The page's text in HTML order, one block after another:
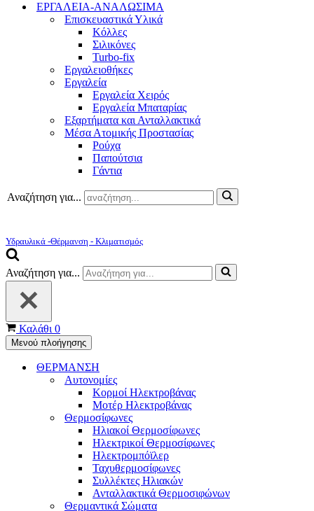
ΕΡΓΑΛΕΙΑ-ΑΝΑΛΩΣΙΜΑ
Επισκευαστικά Υλικά
Κόλλες
Σιλικόνες
Turbo-fix
Εργαλειοθήκες
Εργαλεία
Εργαλεία Χειρός
Εργαλεία Μπαταρίας
Εξαρτήματα και Ανταλλακτικά
Μέσα Ατομικής Προστασίας
Ρούχα
Παπούτσια
Γάντια
Αναζήτηση για...
Υδραυλικά -Θέρμανση - Κλιματισμός
Αναζήτηση για...
Καλάθι 0
Μενού πλοήγησης
ΘΕΡΜΑΝΣΗ
Αυτονομίες
Κορμοί Ηλεκτροβάνας
Μοτέρ Ηλεκτροβάνας
Θερμοσίφωνες
Ηλιακοί Θερμοσίφωνες
Ηλεκτρικοί Θερμοσίφωνες
Ηλεκτρομπόϊλερ
Ταχυθερμοσίφωνες
Συλλέκτες Ηλιακών
Ανταλλακτικά Θερμοσιφώνων
Θερμαντικά Σώματα